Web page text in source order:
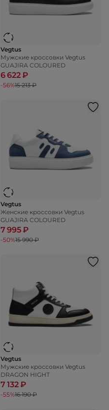
Vegtus
Мужские кроссовки Vegtus
GUAJIRA COLOURED
6 622 ₽
-56%15 213 ₽
Vegtus
Женские кроссовки Vegtus
GUAJIRA COLOURED
7 995 ₽
-50%15 990 ₽
Vegtus
Мужские кроссовки Vegtus
DRAGON HIGHT
7 132 ₽
-55%16 190 ₽